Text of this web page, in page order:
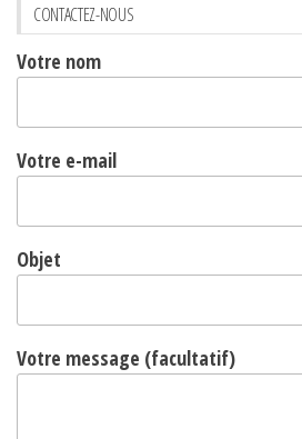
CONTACTEZ-NOUS
Votre nom
Votre e-mail
Objet
Votre message (facultatif)